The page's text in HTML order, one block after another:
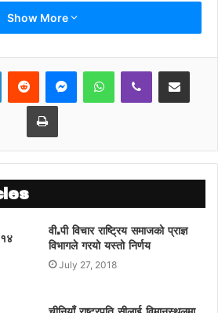
मात्रै भवन भित्र प्रवेश
थर्मन गन मात्रै नभएर थर्मल मेसिन
सिफारिस अनुसार एउटा गेटबाट
बाहिर निस्कने व्यवस्था गर्न
Show More
LinkedInReddit MessengerWhatsAppViber Share via Email
Print
वी.पी विचार राष्ट्रिय समाजको प्राज्ञ
विभागले गरयो यस्तो निर्णय
July 27, 2018